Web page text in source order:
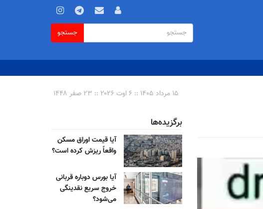
فرم
جستجو
جستجو
۱۵ مرداد ۱۴۰۵ :: ۶ اوت ۲۰۲۶ :: ۲۳ صفر ۱۴۴۸
برگزیده‌ها
آیا قیمت اوراق مسکن
واقعاً ریزش کرده است؟
آیا بورس دوباره قربانی
خروج سریع نقدینگی
می‌شود؟